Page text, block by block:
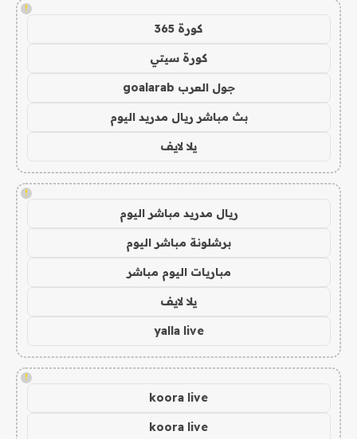
!
كورة 365
كورة سيتي
جول العرب goalarab
بث مباشر ريال مدريد اليوم
يلا لايف
!
ريال مدريد مباشر اليوم
برشلونة مباشر اليوم
مباريات اليوم مباشر
يلا لايف
yalla live
!
koora live
koora live